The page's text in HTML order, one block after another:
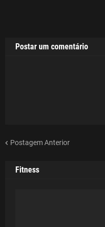
Postar um comentário
Postagem Anterior
Fitness